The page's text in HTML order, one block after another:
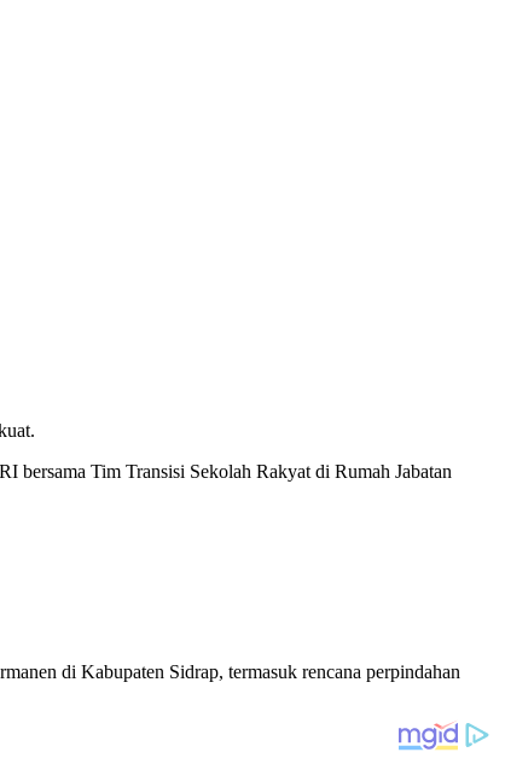
bersama Tim Transisi Sekolah Rakyat di Rumah Jabatan
di Kabupaten Sidrap, termasuk rencana perpindahan